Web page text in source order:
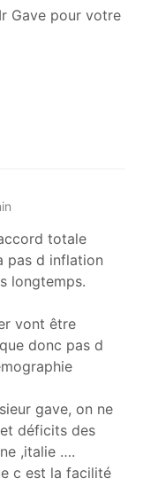
Gave pour votre
totale
pas d inflation
longtemps.
vont être
donc pas d
gave, on ne
déficits des
,italie ….
c est la facilité